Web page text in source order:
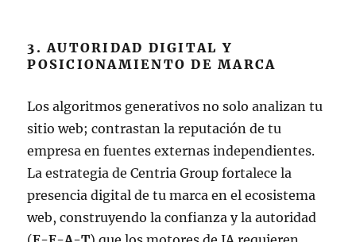
3. AUTORIDAD DIGITAL Y
POSICIONAMIENTO DE MARCA
Los algoritmos generativos no solo analizan tu
sitio web; contrastan la reputación de tu
empresa en fuentes externas independientes.
La estrategia de Centria Group fortalece la
presencia digital de tu marca en el ecosistema
web, construyendo la confianza y la autoridad